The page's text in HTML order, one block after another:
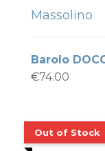
Massolino
Barolo
€74.00